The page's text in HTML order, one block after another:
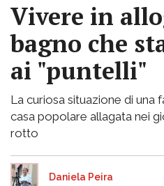
Vivere in
bagno che
ai "puntelli"
La curiosa situazione di una
casa popolare allagata nei
rotto
Daniela Peira